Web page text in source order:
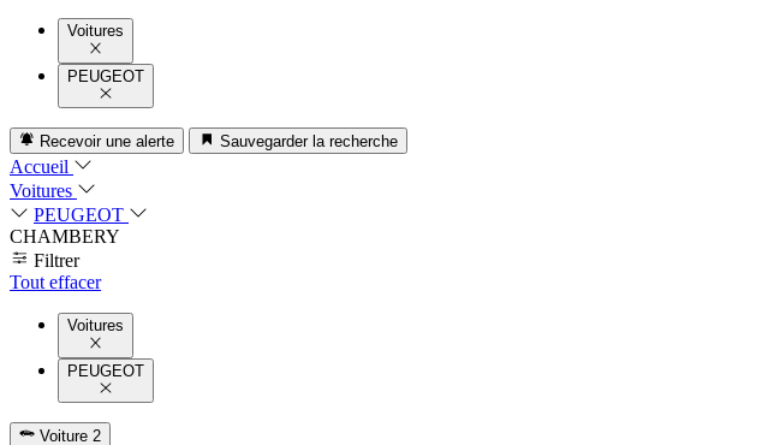
Voitures
PEUGEOT
Recevoir une alerte Sauvegarder la recherche
Accueil
Voitures
PEUGEOT
CHAMBERY
Filtrer
Tout effacer
Voitures
PEUGEOT
Voiture 2